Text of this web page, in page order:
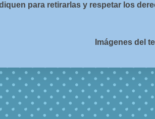
para retirarlas y respetar los
Imágenes del